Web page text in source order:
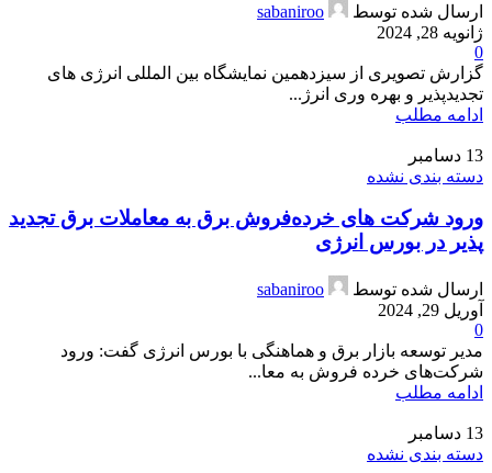
ارسال شده توسط
sabaniroo
ژانویه 28, 2024
0
گزارش تصویری از سیزدهمین نمایشگاه بین المللی انرژی های
تجدیدپذیر و بهره وری انرژ...
ادامه مطلب
13 دسامبر
دسته بندی نشده
ورود شرکت های خرده‌فروش برق به معاملات برق تجدید
پذیر در بورس انرژی
ارسال شده توسط
sabaniroo
آوریل 29, 2024
0
مدیر توسعه بازار برق و هماهنگی با بورس انرژی گفت: ورود
شرکت‌های خرده فروش به معا...
ادامه مطلب
13 دسامبر
دسته بندی نشده